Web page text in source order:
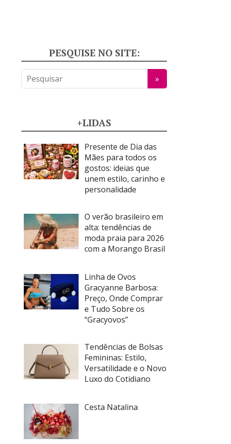
PESQUISE NO SITE:
+LIDAS
Presente de Dia das
Mães para todos os
gostos: ideias que
unem estilo, carinho e
personalidade
O verão brasileiro em
alta: tendências de
moda praia para 2026
com a Morango Brasil
Linha de Ovos
Gracyanne Barbosa:
Preço, Onde Comprar
e Tudo Sobre os
“Gracyovos”
Tendências de Bolsas
Femininas: Estilo,
Versatilidade e o Novo
Luxo do Cotidiano
Cesta Natalina